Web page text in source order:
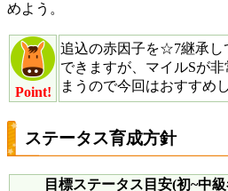
めよう。
Point!
追込の赤因子を☆7継承し
できますが、マイルSが
まうので今回はおすすめ
ステータス育成方針
目標ステータス目安(初~中